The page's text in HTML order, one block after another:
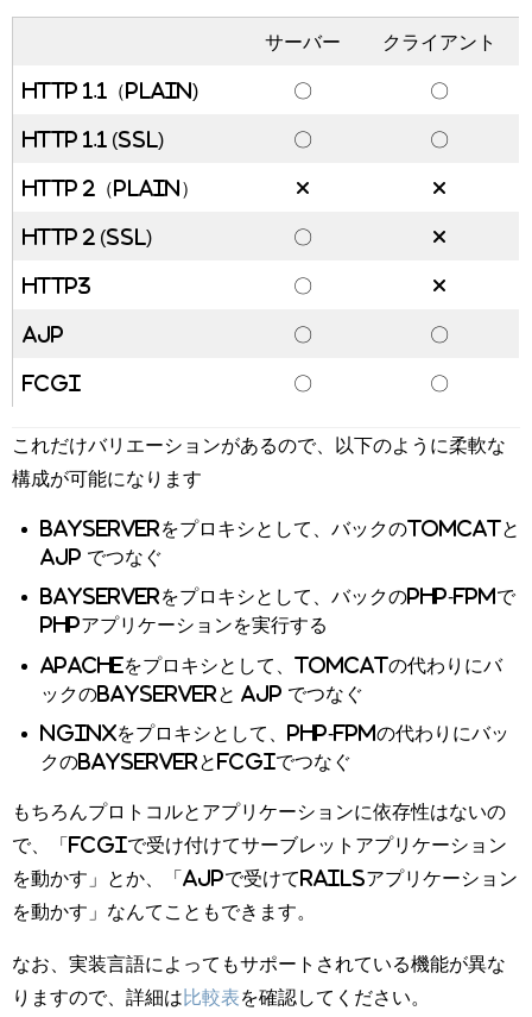
サーバー クライアント
HTTP 1.1（Plain) 〇 〇
HTTP 1.1 (SSL) 〇 〇
HTTP 2（Plain） × ×
HTTP 2 (SSL) 〇 ×
HTTP3 〇 ×
AJP 〇 〇
FCGI 〇 〇
これだけバリエーションがあるので、以下のように柔軟な
構成が可能になります
BayServerをプロキシとして、バックのTomcatと
AJP でつなぐ
BayServerをプロキシとして、バックのPHP-fpmで
PHPアプリケーションを実行する
Apacheをプロキシとして、Tomcatの代わりにバ
ックのBayServerと AJP でつなぐ
Nginxをプロキシとして、PHP-fpmの代わりにバッ
クのBayServerとFCGIでつなぐ
もちろんプロトコルとアプリケーションに依存性はないの
で、「FCGIで受け付けてサーブレットアプリケーション
を動かす」とか、「AJPで受けてRailsアプリケーション
を動かす」なんてこともできます。
なお、実装言語によってもサポートされている機能が異な
りますので、詳細は比較表を確認してください。